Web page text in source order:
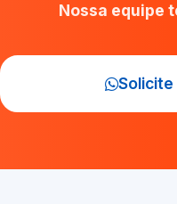
Nossa equipe